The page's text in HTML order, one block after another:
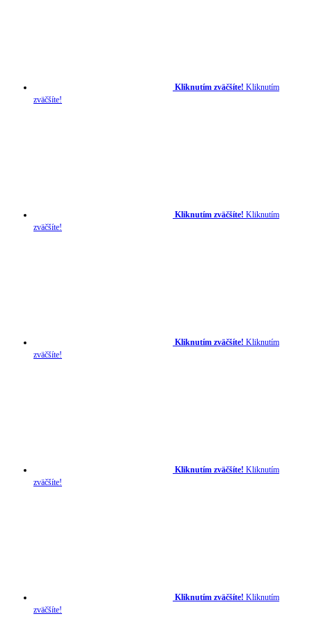
Kliknutím zväčšíte! Kliknutím
zväčšíte!
Kliknutím zväčšíte! Kliknutím
zväčšíte!
Kliknutím zväčšíte! Kliknutím
zväčšíte!
Kliknutím zväčšíte! Kliknutím
zväčšíte!
Kliknutím zväčšíte! Kliknutím
zväčšíte!